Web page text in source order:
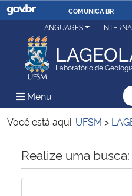
COMUNICA BR
Ministério da Justiça e Segurança
Ministério da Defesa
Ministério das Relações Exteriores
Ministério da Economia
Ministério da Infraestrutura
LANGUAGES
Laboratório de
Menu Menu Principal
Você está aqui: UFSM >
Início do conteúdo
Realize uma busca: